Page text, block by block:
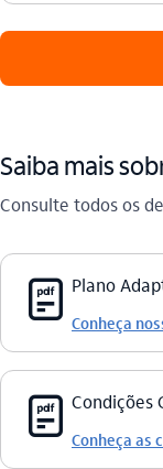
Saiba mais
Consulte todos os
pdf_outline Plano
Conheça
pdf_outlineCondições
Conheça as